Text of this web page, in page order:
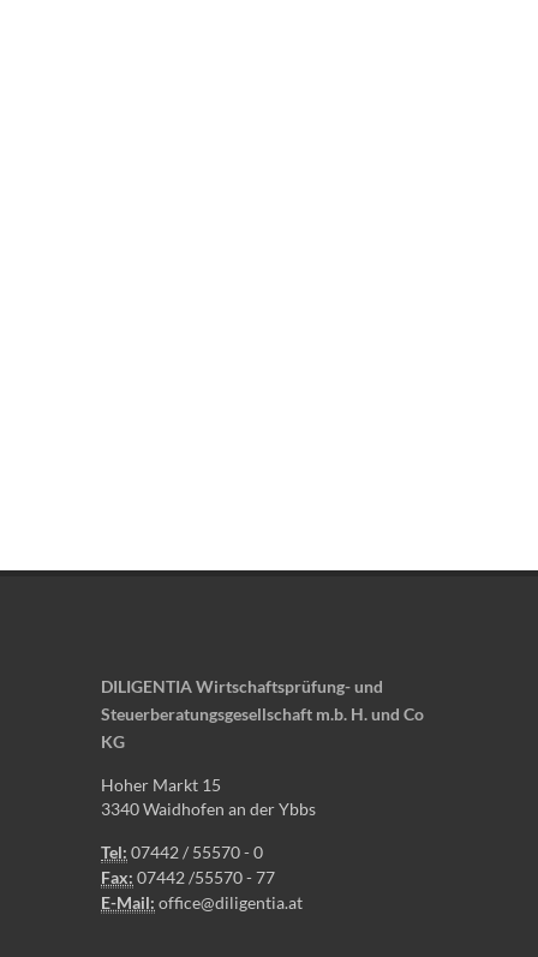
DILIGENTIA Wirtschaftsprüfung- und
Steuerberatungsgesellschaft m.b. H. und Co
KG
Hoher Markt 15
3340 Waidhofen an der Ybbs
Tel: 07442 / 55570 - 0
Fax: 07442 /55570 - 77
E-Mail: office@diligentia.at